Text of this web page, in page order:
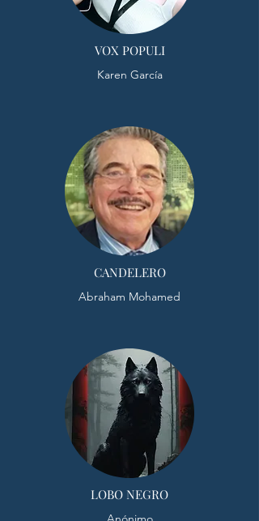
VOX POPULI
Karen García
CANDELERO
Abraham Mohamed
LOBO NEGRO